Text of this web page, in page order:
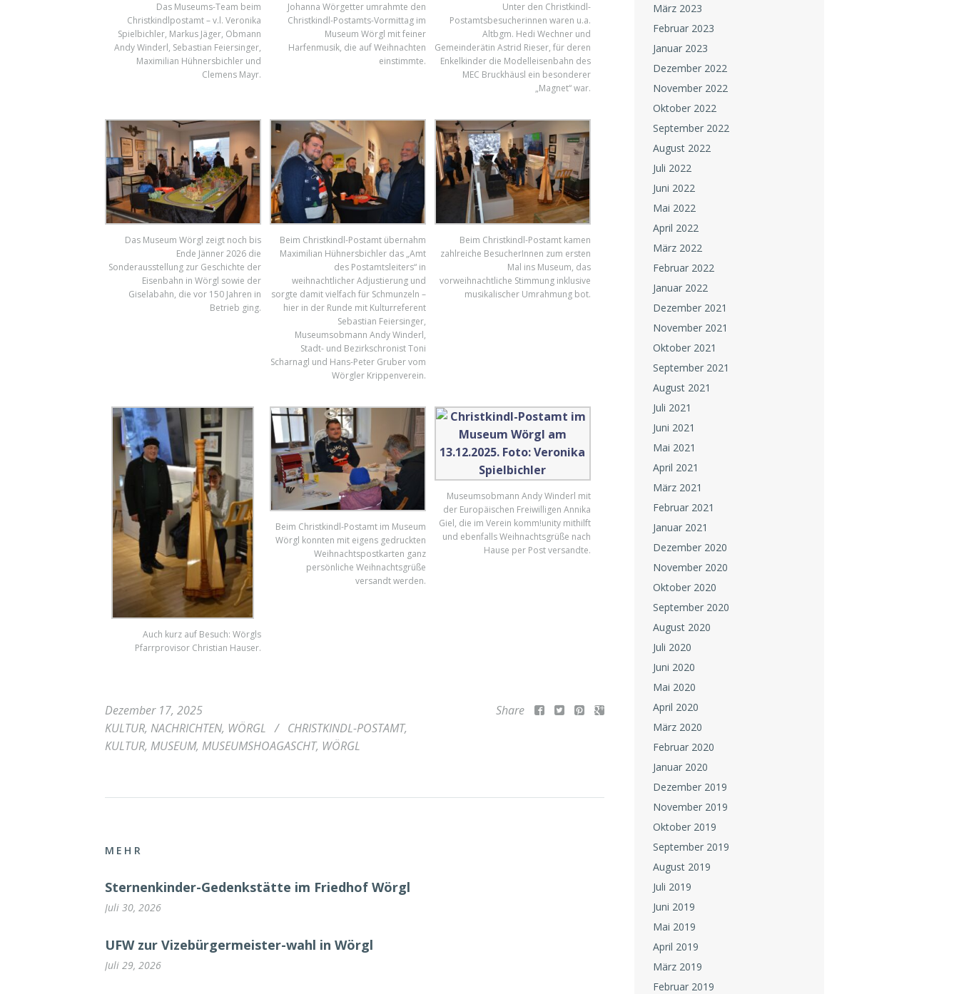
Das Museums-Team beim
Christkindlpostamt – v.l. Veronika
Spielbichler, Markus Jäger, Obmann
Andy Winderl, Sebastian Feiersinger,
Maximilian Hühnersbichler und
Clemens Mayr.
Johanna Wörgetter umrahmte den
Christkindl-Postamts-Vormittag im
Museum Wörgl mit feiner
Harfenmusik, die auf Weihnachten
einstimmte.
Unter den Christkindl-
Postamtsbesucherinnen waren u.a.
Altbgm. Hedi Wechner und
Gemeinderätin Astrid Rieser, für deren
Enkelkinder die Modelleisenbahn des
MEC Bruckhäusl ein besonderer
„Magnet“ war.
Das Museum Wörgl zeigt noch bis
Ende Jänner 2026 die
Sonderausstellung zur Geschichte der
Eisenbahn in Wörgl sowie der
Giselabahn, die vor 150 Jahren in
Betrieb ging.
Beim Christkindl-Postamt übernahm
Maximilian Hühnersbichler das „Amt
des Postamtsleiters“ in
weihnachtlicher Adjustierung und
sorgte damit vielfach für Schmunzeln –
hier in der Runde mit Kulturreferent
Sebastian Feiersinger,
Museumsobmann Andy Winderl,
Stadt- und Bezirkschronist Toni
Scharnagl und Hans-Peter Gruber vom
Wörgler Krippenverein.
Beim Christkindl-Postamt kamen
zahlreiche BesucherInnen zum ersten
Mal ins Museum, das
vorweihnachtliche Stimmung inklusive
musikalischer Umrahmung bot.
Auch kurz auf Besuch: Wörgls
Pfarrprovisor Christian Hauser.
Beim Christkindl-Postamt im Museum
Wörgl konnten mit eigens gedruckten
Weihnachtspostkarten ganz
persönliche Weihnachtsgrüße
versandt werden.
Museumsobmann Andy Winderl mit
der Europäischen Freiwilligen Annika
Giel, die im Verein komm!unity mithilft
und ebenfalls Weihnachtsgrüße nach
Hause per Post versandte.
Dezember 17, 2025
KULTUR, NACHRICHTEN, WÖRGL / CHRISTKINDL-POSTAMT,
KULTUR, MUSEUM, MUSEUMSHOAGASCHT, WÖRGL
Share
MEHR
Sternenkinder-Gedenkstätte im Friedhof Wörgl
Juli 30, 2026
UFW zur Vizebürgermeister-wahl in Wörgl
Juli 29, 2026
März 2023
Februar 2023
Januar 2023
Dezember 2022
November 2022
Oktober 2022
September 2022
August 2022
Juli 2022
Juni 2022
Mai 2022
April 2022
März 2022
Februar 2022
Januar 2022
Dezember 2021
November 2021
Oktober 2021
September 2021
August 2021
Juli 2021
Juni 2021
Mai 2021
April 2021
März 2021
Februar 2021
Januar 2021
Dezember 2020
November 2020
Oktober 2020
September 2020
August 2020
Juli 2020
Juni 2020
Mai 2020
April 2020
März 2020
Februar 2020
Januar 2020
Dezember 2019
November 2019
Oktober 2019
September 2019
August 2019
Juli 2019
Juni 2019
Mai 2019
April 2019
März 2019
Februar 2019